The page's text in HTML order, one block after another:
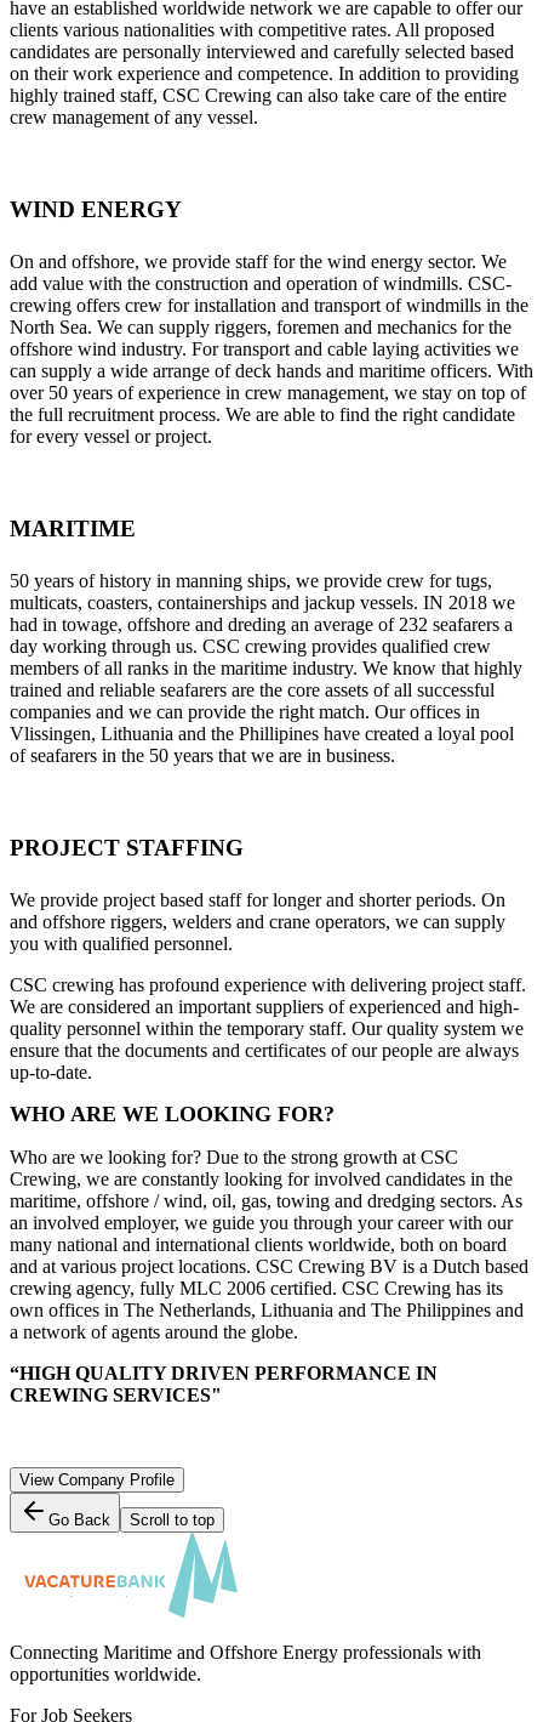
have an established worldwide network we are capable to offer our
clients various nationalities with competitive rates. All proposed
candidates are personally interviewed and carefully selected based
on their work experience and competence. In addition to providing
highly trained staff, CSC Crewing can also take care of the entire
crew management of any vessel.
WIND ENERGY
On and offshore, we provide staff for the wind energy sector. We
add value with the construction and operation of windmills. CSC-
crewing offers crew for installation and transport of windmills in the
North Sea. We can supply riggers, foremen and mechanics for the
offshore wind industry. For transport and cable laying activities we
can supply a wide arrange of deck hands and maritime officers. With
over 50 years of experience in crew management, we stay on top of
the full recruitment process. We are able to find the right candidate
for every vessel or project.
MARITIME
50 years of history in manning ships, we provide crew for tugs,
multicats, coasters, containerships and jackup vessels. IN 2018 we
had in towage, offshore and dreding an average of 232 seafarers a
day working through us. CSC crewing provides qualified crew
members of all ranks in the maritime industry. We know that highly
trained and reliable seafarers are the core assets of all successful
companies and we can provide the right match. Our offices in
Vlissingen, Lithuania and the Phillipines have created a loyal pool
of seafarers in the 50 years that we are in business.
PROJECT STAFFING
We provide project based staff for longer and shorter periods. On
and offshore riggers, welders and crane operators, we can supply
you with qualified personnel.
CSC crewing has profound experience with delivering project staff.
We are considered an important suppliers of experienced and high-
quality personnel within the temporary staff. Our quality system we
ensure that the documents and certificates of our people are always
up-to-date.
WHO ARE WE LOOKING FOR?
Who are we looking for? Due to the strong growth at CSC
Crewing, we are constantly looking for involved candidates in the
maritime, offshore / wind, oil, gas, towing and dredging sectors. As
an involved employer, we guide you through your career with our
many national and international clients worldwide, both on board
and at various project locations. CSC Crewing BV is a Dutch based
crewing agency, fully MLC 2006 certified. CSC Crewing has its
own offices in The Netherlands, Lithuania and The Philippines and
a network of agents around the globe.
“HIGH QUALITY DRIVEN PERFORMANCE IN
CREWING SERVICES"
View Company Profile
Go Back Scroll to top
Connecting Maritime and Offshore Energy professionals with
opportunities worldwide.
For Job Seekers